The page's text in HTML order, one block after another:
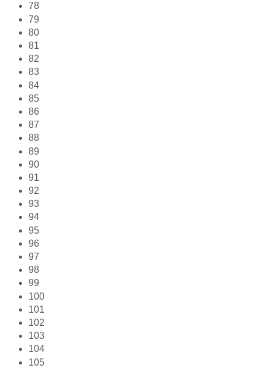
78
79
80
81
82
83
84
85
86
87
88
89
90
91
92
93
94
95
96
97
98
99
100
101
102
103
104
105